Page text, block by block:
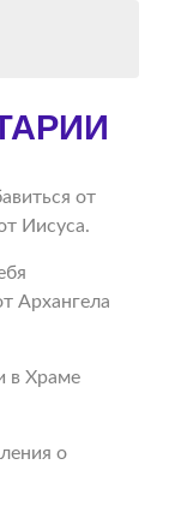
от
Иисуса.
Архангела
в Храме
о